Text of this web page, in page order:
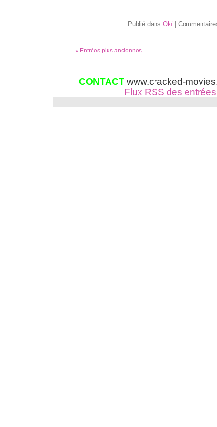
Publié dans Okï
« Entrées plus anciennes
CONTACT www.cracked-
Flux RSS des entrées